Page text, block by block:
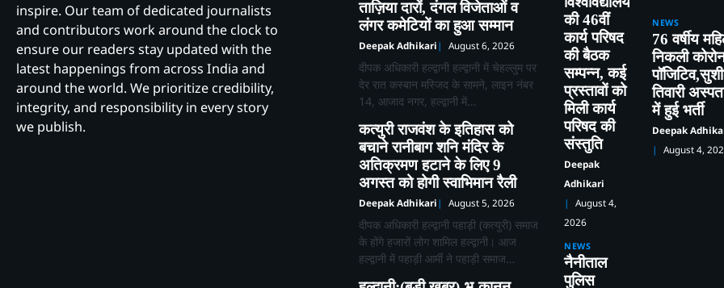
inspire. Our team of dedicated journalists
and contributors work around the clock to
ensure our readers stay updated with the
latest happenings from across India and
around the world. We prioritize credibility,
integrity, and responsibility in every story
we publish.
ताज़िया दारों, दंगल विजेताओं व
लंगर कमेटियों का हुआ सम्मान
Deepak Adhikari August 6, 2026
दीपक अधिकारी हल्द्वानी हल्द्वानी में चेहल्लुम पर
देर रात कस्बान मस्जिद के सामने, लाइन नंबर
14, आजाद नगर, हल्द्वानी में…
कत्युरी राजवंश के इतिहास को
बचाने रानीबाग शनि मंदिर के
अतिक्रमण हटाने के लिए 9
अगस्त को होगी स्वाभिमान रैली
Deepak Adhikari August 5, 2026
दीपक अधिकारी हल्द्वानी पहाड़ी (कत्युरी) समाज
के होंगे हजारों लोग शामिल हल्द्वानी। आज
हल्द्वानी में पहाड़ी आर्मी ने पहाड़ी समाज…
की 46वीं
कार्य परिषद
की बैठक
सम्पन्न, कई
प्रस्तावों को
मिली कार्य
परिषद की
संस्तुति
Deepak
Adhikari
August 4,
2026
NEWS
76 वर्षीय
निकली
तिवारी
में हुई भर्ती
Deepak
August 4,
NEWS
नैनीताल
पुलिस